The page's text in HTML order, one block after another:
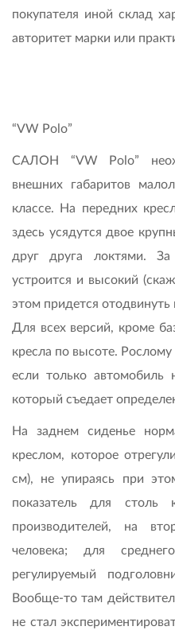
покупателя иной склад
авторитет марки или
“VW Polo”
САЛОН “VW Polo”
внешних габаритов
классе. На передних
здесь усядутся двое
друг друга локтями.
устроится и высокий
этом придется отодвинуть
Для всех версий, кроме
кресла по высоте.
если только
который съедает
На заднем сиденье
креслом, которое
см), не упираясь при
показатель для столь
производителей, на
человека; для
регулируемый
Вообще-то там
не стал